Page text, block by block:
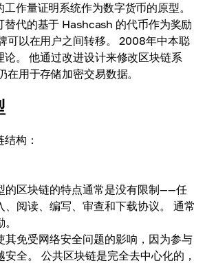
作量证明系统作为数字货币的原型。
替代的基于 Hashcash 的代币作为奖励
可以在用户之间转移。 2008年中本聪
论。 他通过改进设计来修改区块链系
在用于存储加密交易数据。
构：
的区块链的特点通常是没有限制——任
、阅读、编写、审查和下载协议。 通常
其免受网络安全问题的影响，因为参与
全。 公共区块链是完全去中心化的，